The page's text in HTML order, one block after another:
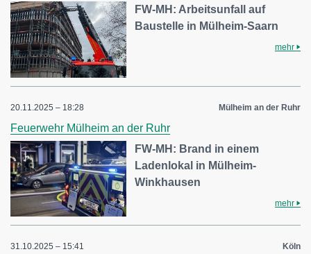
FW-MH: Arbeitsunfall auf
Baustelle in Mülheim-Saarn
mehr
20.11.2025 – 18:28 Mülheim an der Ruhr
Feuerwehr Mülheim an der Ruhr
FW-MH: Brand in einem
Ladenlokal in Mülheim-
Winkhausen
mehr
31.10.2025 – 15:41 Köln